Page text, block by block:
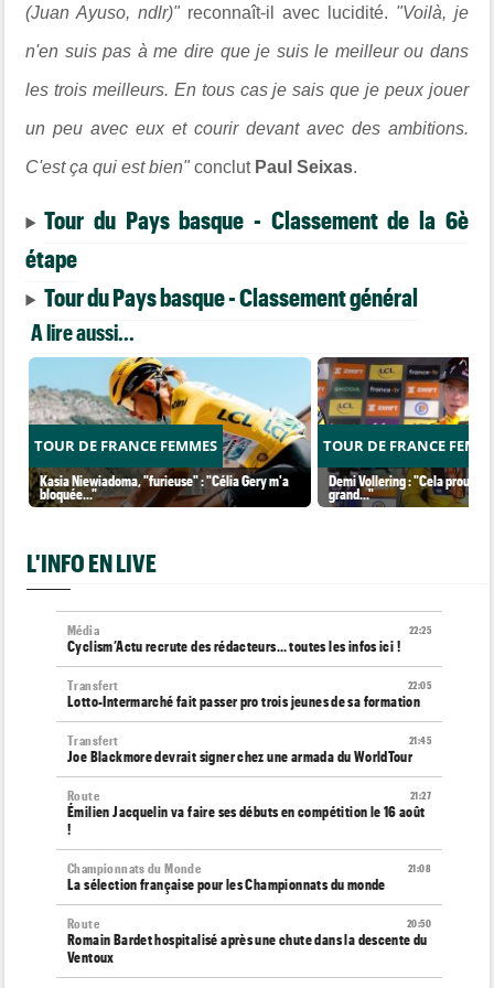
(Juan Ayuso, ndlr)" reconnaît-il avec lucidité. "Voilà, je
n'en suis pas à me dire que je suis le meilleur ou dans
les trois meilleurs. En tous cas je sais que je peux jouer
un peu avec eux et courir devant avec des ambitions.
C'est ça qui est bien" conclut Paul Seixas.
Tour du Pays basque - Classement de la 6è
étape
Tour du Pays basque - Classement général
A lire aussi...
TOUR DE FRANCE FEMMES
Kasia Niewiadoma, "furieuse" : "Célia Gery m'a
bloquée..."
TOUR DE FRANCE
Demi Vollering : "Cela prouve
grand..."
L'INFO EN LIVE
22:25
Média
Cyclism’Actu recrute des rédacteurs… toutes les infos ici !
22:05
Transfert
Lotto-Intermarché fait passer pro trois jeunes de sa formation
21:45
Transfert
Joe Blackmore devrait signer chez une armada du WorldTour
21:27
Route
Émilien Jacquelin va faire ses débuts en compétition le 16 août
!
21:08
Championnats du Monde
La sélection française pour les Championnats du monde
20:50
Route
Romain Bardet hospitalisé après une chute dans la descente du
Ventoux